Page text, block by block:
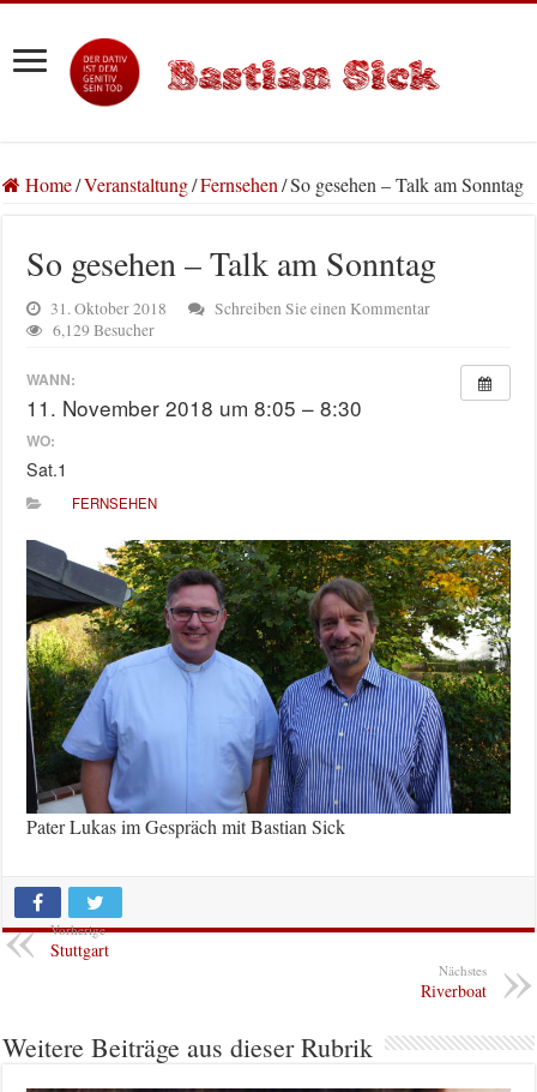
Home/Veranstaltung/Fernsehen/So gesehen – Talk am Sonntag
So gesehen – Talk am Sonntag
31. Oktober 2018
Schreiben Sie einen Kommentar
6,129 Besucher
WANN:
11. November 2018 um 8:05 – 8:30
WO:
Sat.1
FERNSEHEN
Pater Lukas im Gespräch mit Bastian Sick
Vorherige
Stuttgart
Nächstes
Riverboat
Weitere Beiträge aus dieser Rubrik